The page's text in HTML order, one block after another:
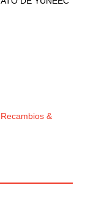
&